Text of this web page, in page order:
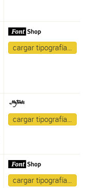
cargar tipografía…
cargar tipografía…
cargar tipografía…